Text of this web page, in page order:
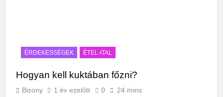
ÉRDEKESSÉGEK ÉTEL-ITAL
Hogyan kell kuktában főzni?
Bizony 1 év ezelőtt 0 24 mins